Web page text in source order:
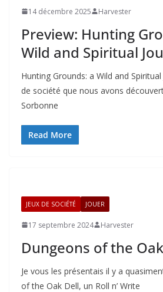
14 décembre 2025 Harvester
Preview: Hunting
Wild and Spiritual
Hunting Grounds: a Wild and
de société que nous avons
Sorbonne
Read More
JEUX DE SOCIÉTÉ JOUER
17 septembre 2024 Harvester
Dungeons of the
Je vous les présentais il y a
of the Oak Dell, un Roll n’ Write